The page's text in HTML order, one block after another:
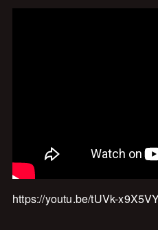
https://youtu.be/tUVk-